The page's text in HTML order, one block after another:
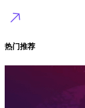
热门推荐